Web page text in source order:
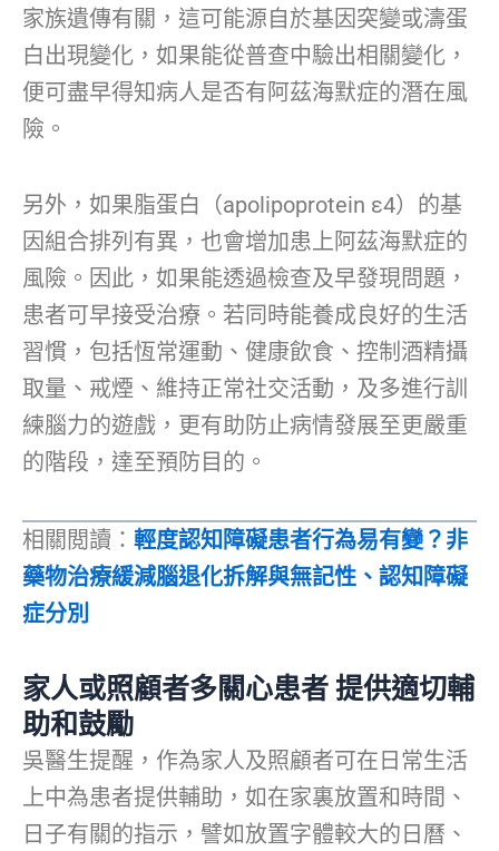
家族遺傳有關，這可能源自於基因突變或濤蛋
白出現變化，如果能從普查中驗出相關變化，
便可盡早得知病人是否有阿茲海默症的潛在風
險。
另外，如果脂蛋白（apolipoprotein ε4）的基
因組合排列有異，也會增加患上阿茲海默症的
風險。因此，如果能透過檢查及早發現問題，
患者可早接受治療。若同時能養成良好的生活
習慣，包括恆常運動、健康飲食、控制酒精攝
取量、戒煙、維持正常社交活動，及多進行訓
練腦力的遊戲，更有助防止病情發展至更嚴重
的階段，達至預防目的。
相關閲讀： 輕度認知障礙患者行為易有變？非
藥物治療緩減腦退化拆解與無記性、認知障礙
症分別
家人或照顧者多關心患者 提供適切輔
助和鼓勵
吳醫生提醒，作為家人及照顧者可在日常生活
上中為患者提供輔助，如在家裏放置和時間、
日子有關的指示，譬如放置字體較大的日曆、